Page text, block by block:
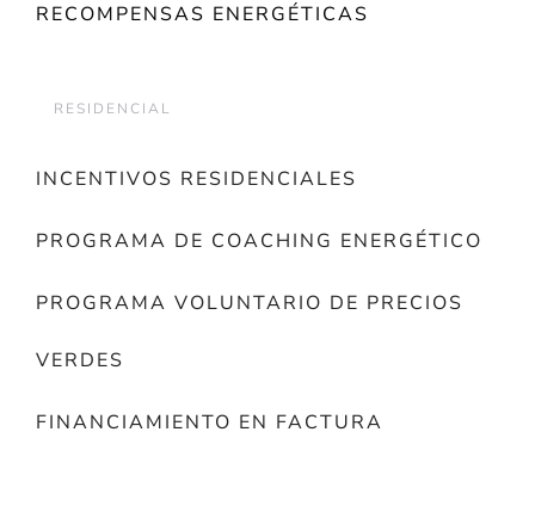
RECOMPENSAS ENERGÉTICAS
RESIDENCIAL
INCENTIVOS RESIDENCIALES
PROGRAMA DE COACHING ENERGÉTICO
PROGRAMA VOLUNTARIO DE PRECIOS
VERDES
FINANCIAMIENTO EN FACTURA